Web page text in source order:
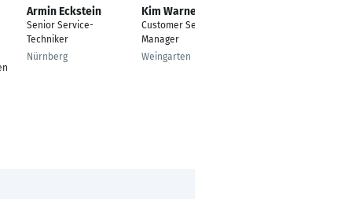
Armin Eckstein
Senior Service-
Techniker
Nürnberg
Kim Warneck
Customer Service
Manager
Weingarten